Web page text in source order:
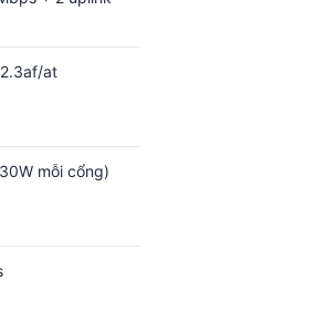
at
mỗi cổng)